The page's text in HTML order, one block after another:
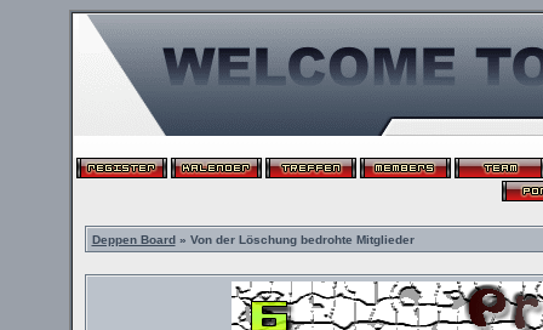
Deppen Board» Von der Löschung bedrohte Mitglieder